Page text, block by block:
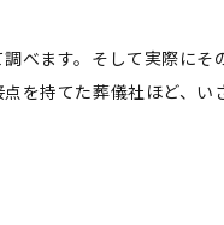
べます。そして実際に
を持てた葬儀社ほど、